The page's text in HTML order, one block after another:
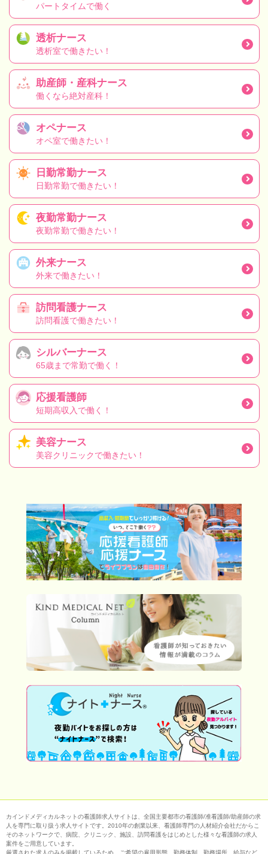
パートタイムで働く
透析ナース
透析室で働きたい！
助産師・産科ナース
働くなら絶対産科！
オペナース
オペ室で働きたい！
日勤常勤ナース
日勤常勤で働きたい！
夜勤常勤ナース
夜勤常勤で働きたい！
外来ナース
外来で働きたい！
訪問看護ナース
訪問看護で働きたい！
シルバーナース
65歳まで常勤で働く！
応援看護師
短期高収入で働く！
美容ナース
美容クリニックで働きたい！
カインドメディカルネットの看護師求人サイトは、全国主要都市の看護師/准看護師/助産師の求
人を専門に取り扱う求人サイトです。2010年の創業以来、看護師専門の人材紹介会社だからこ
そのネットワークで、病院、クリニック、施設、訪問看護をはじめとした様々な看護師の求人
案件をご用意しています。
厳選された求人のみを掲載しているため、ご希望の雇用形態、勤務体制、勤務場所、給与など